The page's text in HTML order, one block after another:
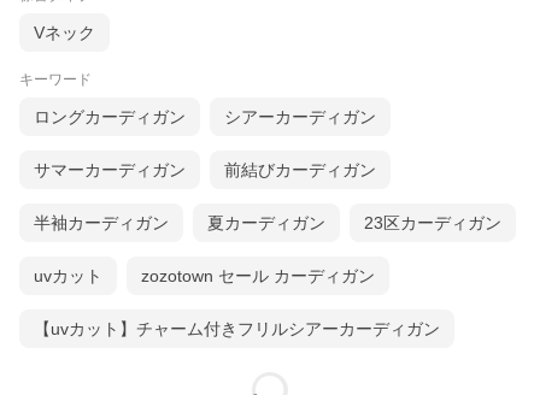
Vネック
キーワード
ロングカーディガン シアーカーディガン
サマーカーディガン 前結びカーディガン
半袖カーディガン 夏カーディガン 23区カーディガン
uvカット zozotown セール カーディガン
【uvカット】チャーム付きフリルシアーカーディガン